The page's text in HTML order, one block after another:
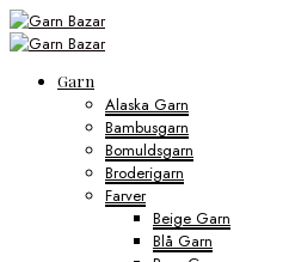
Garn
Alaska Garn
Bambusgarn
Bomuldsgarn
Broderigarn
Farver
Beige Garn
Blå Garn